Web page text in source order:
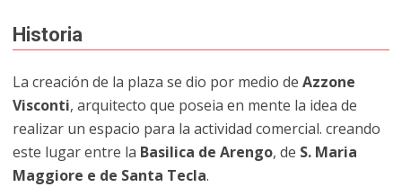
Historia
La creación de la plaza se dio por medio de Azzone
Visconti, arquitecto que poseia en mente la idea de
realizar un espacio para la actividad comercial. creando
este lugar entre la Basilica de Arengo, de S. Maria
Maggiore e de Santa Tecla.